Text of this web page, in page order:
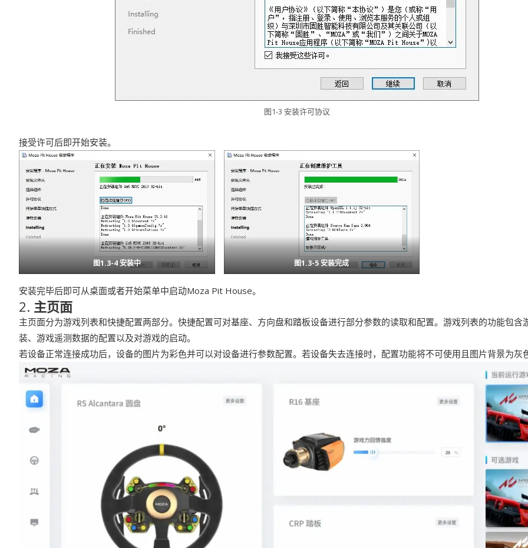
图1-3 安装许可协议
接受许可后即开始安装。
图1.3-4 安装中 图1.3-5 安装完成
安装完毕后即可从桌面或者开始菜单中启动Moza Pit House。
2. 主页面
主页面分为游戏列表和快捷配置两部分。快捷配置可对基座、方向盘和踏板设备进行部分参数的读取和配置。游戏列表的功能包含
装、游戏遥测数据的配置以及对游戏的启动。
若设备正常连接成功后，设备的图片为彩色并可以对设备进行参数配置。若设备失去连接时，配置功能将不可使用且图片背景为灰